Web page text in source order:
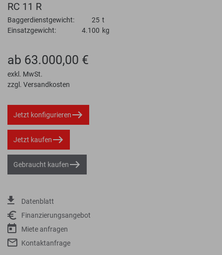
RC 11 R
Baggerdienstgewicht: 25 t
Einsatzgewicht:
4.100 kg
ab 63.000,00 €
exkl. MwSt.
zzgl. Versandkosten
Jetzt konfigurieren
Jetzt kaufen
Gebraucht kaufen
Datenblatt
Finanzierungsangebot
Miete anfragen
Kontaktanfrage